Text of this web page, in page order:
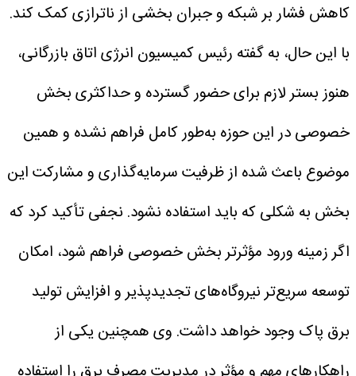
کاهش فشار بر شبکه و جبران بخشی از ناترازی کمک کند.
با این حال، به گفته رئیس کمیسیون انرژی اتاق بازرگانی،
هنوز بستر لازم برای حضور گسترده و حداکثری بخش
خصوصی در این حوزه به‌طور کامل فراهم نشده و همین
موضوع باعث شده از ظرفیت سرمایه‌گذاری و مشارکت این
بخش به شکلی که باید استفاده نشود. نجفی تأکید کرد که
اگر زمینه ورود مؤثرتر بخش خصوصی فراهم شود، امکان
توسعه سریع‌تر نیروگاه‌های تجدیدپذیر و افزایش تولید
برق پاک وجود خواهد داشت. وی همچنین یکی از